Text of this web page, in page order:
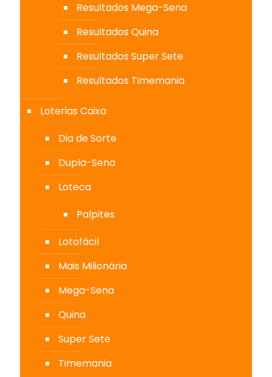
Resultados Mega-Sena
Resultados Quina
Resultados Super Sete
Resultados Timemania
Loterias Caixa
Dia de Sorte
Dupla-Sena
Loteca
Palpites
Lotofácil
Mais Milionária
Mega-Sena
Quina
Super Sete
Timemania